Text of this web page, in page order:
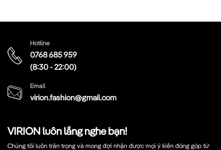
VIRION luôn lắng nghe bạn!
Chúng tôi luôn trân trọng và mong đợi nhận được mọi ý kiến đóng góp từ
Hotline
0768 685 959
(8:30 - 22:00)
Email
virion.fashion@gmail.com